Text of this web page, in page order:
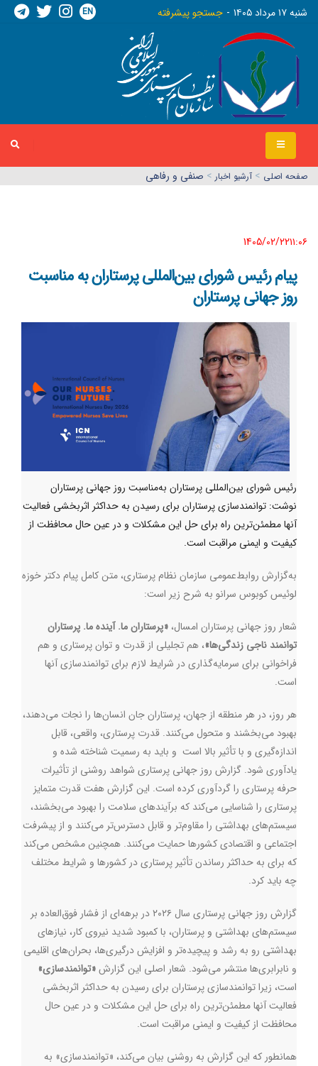
شنبه ١٧ مرداد ١٤٠٥ جستجو پیشرفته EN
صفحه اصلي > آرشیو اخبار > صنفی و رفاهی
1405/02/22١١:٠٦
پیام رئیس شورای بین‌المللی پرستاران به مناسبت
روز جهانی پرستاران
رئیس‌ شورای‌ بین‌المللی پرستاران به‌مناسبت روز جهانی پرستاران
نوشت: توانمندسازی پرستاران برای رسیدن به حداکثر اثربخشی فعالیت
آنها مطمئن‌ترین راه برای حل این مشکلات و در عین حال محافظت از
کیفیت و ایمنی مراقبت است.
به‌گزارش روابط‌عمومی سازمان نظام پرستاری، متن کامل پیام دکتر خوزه
لوئیس کوبوس سرانو به شرح زیر است:
شعار روز جهانی پرستاران امسال، «پرستاران ما. آینده ما. پرستاران
توانمند ناجی زندگی‌ها»، هم تجلیلی از قدرت و توان پرستاری و هم
فراخوانی برای سرمایه‌گذاری در شرایط لازم برای توانمندسازی آنها
است.
هر روز، در هر منطقه از جهان، پرستاران جان انسان‌ها را نجات می‌دهند،
بهبود می‌بخشند و متحول می‌کنند. قدرت پرستاری، واقعی، قابل
اندازه‌گیری و با تأثیر بالا است و باید به رسمیت شناخته شده و
یادآوری شود. گزارش روز جهانی پرستاری شواهد روشنی از تأثیرات
حرفه پرستاری را گردآوری کرده است. این گزارش هفت قدرت متمایز
پرستاری را شناسایی می‌کند که برآیندهای سلامت را بهبود می‌بخشند،
سیستم‌های بهداشتی را مقاوم‌تر و قابل دسترس‌تر می‌کنند و از پیشرفت
اجتماعی و اقتصادی کشورها حمایت می‌کنند. همچنین مشخص می‌کند
که برای به حداکثر رساندن تأثیر پرستاری در کشورها و شرایط مختلف
چه باید کرد.
گزارش روز جهانی پرستاری سال ۲۰۲۶ در برهه‌ای از فشار فوق‌العاده بر
سیستم‌های بهداشتی و پرستاران، با کمبود شدید نیروی کار، نیازهای
بهداشتی رو به رشد و پیچیده‌تر و افزایش درگیری‌ها، بحران‌های اقلیمی
و نابرابری‌ها منتشر می‌شود. شعار اصلی این گزارش«توانمندسازی»
است، زیرا توانمندسازی پرستاران برای رسیدن به حداکثر اثربخشی
فعالیت آنها مطمئن‌ترین راه برای حل این مشکلات و در عین حال
محافظت از کیفیت و ایمنی مراقبت است.
همانطور که این گزارش به روشنی بیان می‌کند، «توانمندسازی» به